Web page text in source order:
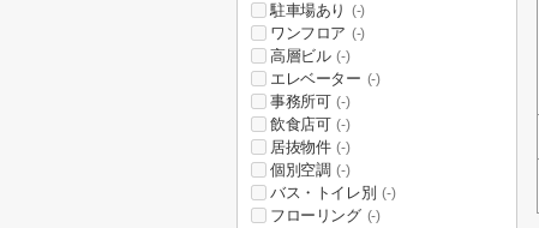
駐車場あり (-)
ワンフロア (-)
高層ビル (-)
エレベーター (-)
事務所可 (-)
飲食店可 (-)
居抜物件 (-)
個別空調 (-)
バス・トイレ別 (-)
フローリング (-)